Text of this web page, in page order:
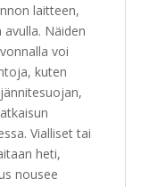
laitteen,
Näiden
voi
kuten
Vialliset tai
heti,
nousee